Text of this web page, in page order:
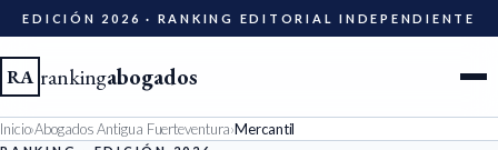
EDICIÓN 2026 · RANKING EDITORIAL INDEPENDIENTE
RA rankingabogados
Inicio›Abogados Antigua Fuerteventura›Mercantil